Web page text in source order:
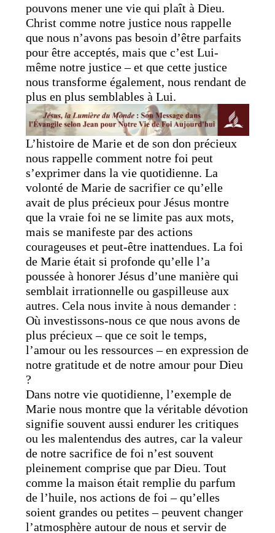
pouvons mener une vie qui plaît à Dieu.
Christ comme notre justice nous rappelle
que nous n’avons pas besoin d’être parfaits
pour être acceptés, mais que c’est Lui-
même notre justice – et que cette justice
nous transforme également, nous rendant de
plus en plus semblables à Lui.
L’histoire de Marie et de son don précieux
nous rappelle comment notre foi peut
s’exprimer dans la vie quotidienne. La
volonté de Marie de sacrifier ce qu’elle
avait de plus précieux pour Jésus montre
que la vraie foi ne se limite pas aux mots,
mais se manifeste par des actions
courageuses et peut-être inattendues. La foi
de Marie était si profonde qu’elle l’a
poussée à honorer Jésus d’une manière qui
semblait irrationnelle ou gaspilleuse aux
autres. Cela nous invite à nous demander :
Où investissons-nous ce que nous avons de
plus précieux – que ce soit le temps,
l’amour ou les ressources – en expression de
notre gratitude et de notre amour pour Dieu
?
Dans notre vie quotidienne, l’exemple de
Marie nous montre que la véritable dévotion
signifie souvent aussi endurer les critiques
ou les malentendus des autres, car la valeur
de notre sacrifice de foi n’est souvent
pleinement comprise que par Dieu. Tout
comme la maison était remplie du parfum
de l’huile, nos actions de foi – qu’elles
soient grandes ou petites – peuvent changer
l’atmosphère autour de nous et servir de